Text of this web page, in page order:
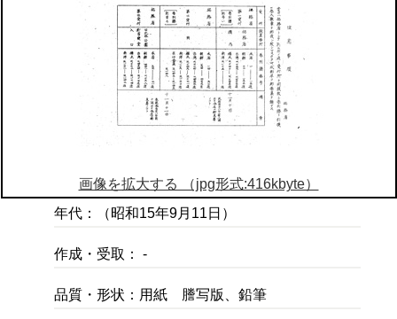
画像を拡大する （jpg形式:416kbyte）
年代：（昭和15年9月11日）
作成・受取： -
品質・形状：用紙 謄写版、鉛筆